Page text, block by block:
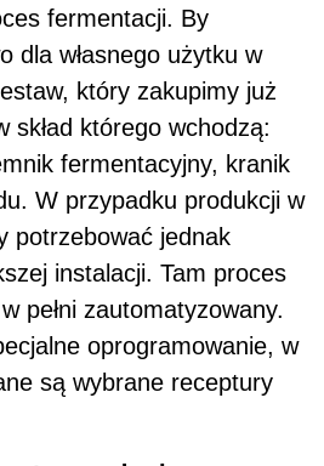
oprogramowanie, w
są wybrane receptury
tego nad całym
musi czuwać
piwa w mini
jest przeszkolony
odpowiednie
go do pracy w takim
on pieczę nad całym